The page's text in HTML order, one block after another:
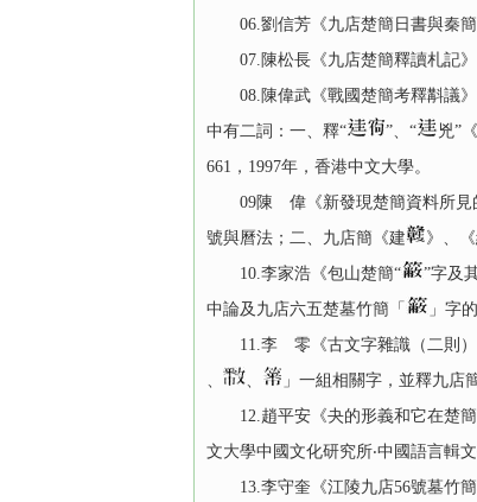
06.劉信芳《九店楚簡日書與秦簡
07.陳松長《九店楚簡釋讀札記》
08.陳偉武《戰國楚簡考釋斠議》
中有二詞：一、釋“
”、“ 兇”
661，1997年，香港中文大學。
09陳 偉《新發現楚簡資料所見的
號與曆法；二、九店簡《建
》、
10.李家浩《包山楚簡“
”字及
中論及九店六五楚墓竹簡「
」字
11.李 零《古文字雜識（二則）》
、
、
」一組相關字，並釋九店
12.趙平安《夬的形義和它在楚簡
文大學中國文化研究所‧中國語言輯文
13.李守奎《江陵九店56號墓竹簡